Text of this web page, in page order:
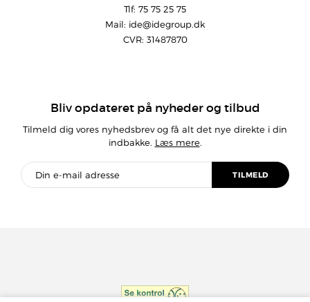
Tlf: 75 75 25 75
Mail: ide@idegroup.dk
CVR: 31487870
Bliv opdateret på nyheder og tilbud
Tilmeld dig vores nyhedsbrev og få alt det nye direkte i din
indbakke. Læs mere.